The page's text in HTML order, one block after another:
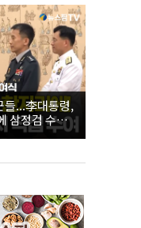
들...李대통령,
삼정검 수치
삼정검 수치